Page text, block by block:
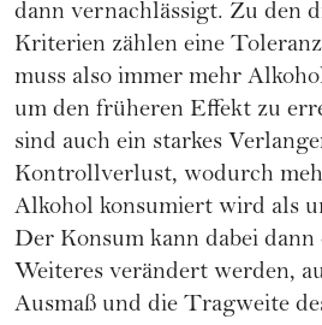
dann vernachlässigt. Zu den
Kriterien zählen eine
muss also immer mehr
um den früheren Effekt zu
sind auch ein starkes
Kontrollverlust, wodurch
Alkohol konsumiert wird als
Der Konsum kann dabei
Weiteres verändert werden,
Ausmaß und die Tragweite